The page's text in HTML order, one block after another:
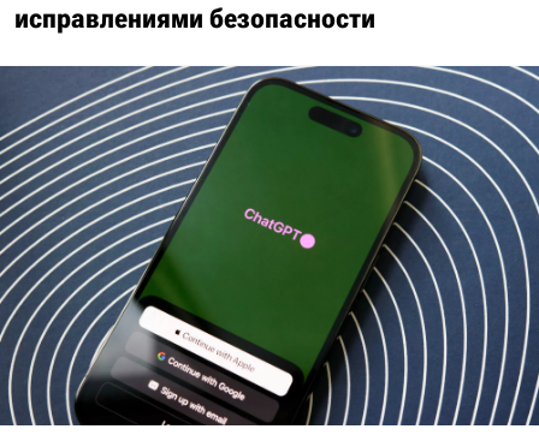
исправлениями безопасности